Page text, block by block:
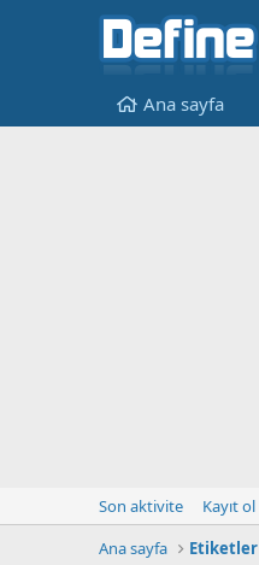
Ana sayfa
Son aktivite
Kayıt ol
Ana sayfa
Etiketler